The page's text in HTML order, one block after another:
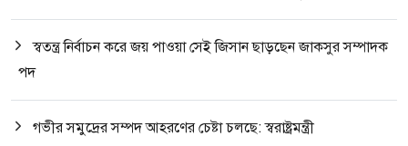
স্বতন্ত্র নির্বাচন করে জয় পাওয়া সেই জিসান ছাড়ছেন জাকসুর সম্পাদক
পদ
গভীর সমুদ্রের সম্পদ আহরণের চেষ্টা চলছে: স্বরাষ্ট্রমন্ত্রী